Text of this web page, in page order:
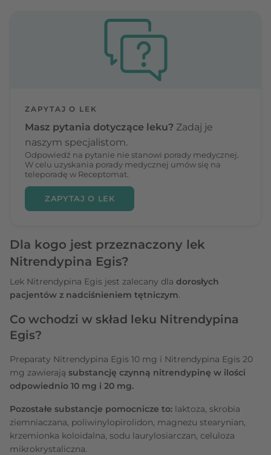
ZAPYTAJ O LEK
Masz pytania dotyczące leku? Zadaj je
naszym specjalistom.
Odpowiedź na pytanie nie stanowi porady medycznej.
W celu uzyskania porady medycznej umów się na
teleporadę w Receptomat.
ZAPYTAJ O LEK
Dla kogo jest przeznaczony lek
Nitrendypina Egis?
Lek Nitrendypina Egis jest zalecany dla dorosłych
pacjentów z nadciśnieniem tętniczym.
Co wchodzi w skład leku Nitrendypina
Egis?
Preparaty Nitrendypina Egis 10 mg i Nitrendypina Egis 20
mg zawierają substancję czynną nitrendypinę w ilości
odpowiednio 10 mg i 20 mg.
Pozostałe substancje pomocnicze to: laktoza, skrobia
ziemniaczana, poliwinylopirolidon, magnezu stearynian,
krzemionka koloidalna, sodu laurylosiarczan, celuloza
mikrokrystaliczna.